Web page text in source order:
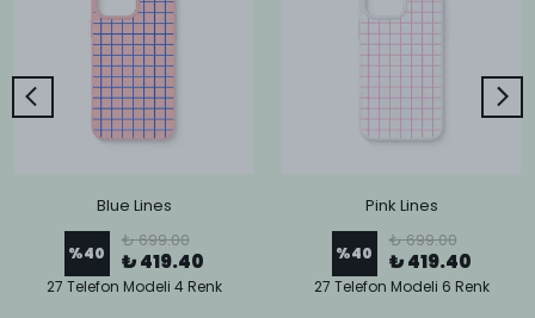
Blue Lines
%40
₺ 699.00
₺ 419.40
27 Telefon Modeli 4 Renk
Pink Lines
%40
₺ 699.00
₺ 419.40
27 Telefon Modeli 6 Renk